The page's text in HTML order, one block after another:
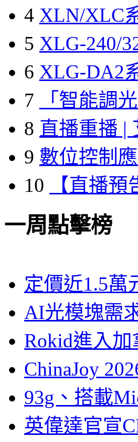
4 XLN/XLC
5 XLG-240/
6 XLG-DA2
7
「智能調
8 直播重播 |
9 數位控制
10
【直播
一周點擊榜
定價近1.5萬
AI光模塊需
Rokid進入
ChinaJoy
93g、搭載
英偉達官宣